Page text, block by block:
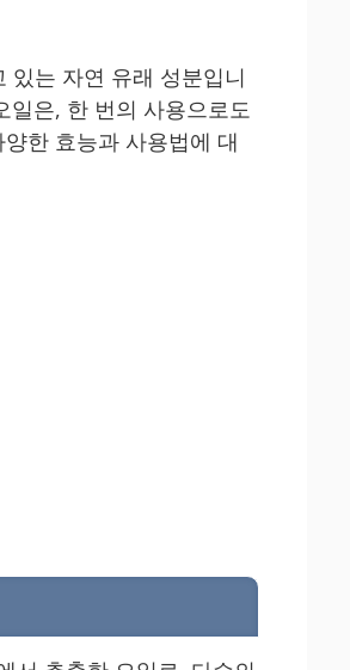
있는 자연 유래 성분입니
일은, 한 번의 사용으로도
한 효능과 사용법에 대